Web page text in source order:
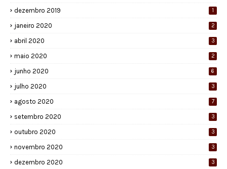
dezembro 2019 1
janeiro 2020 2
abril 2020 3
maio 2020 2
junho 2020 6
julho 2020 3
agosto 2020 7
setembro 2020 3
outubro 2020 3
novembro 2020 3
dezembro 2020 3